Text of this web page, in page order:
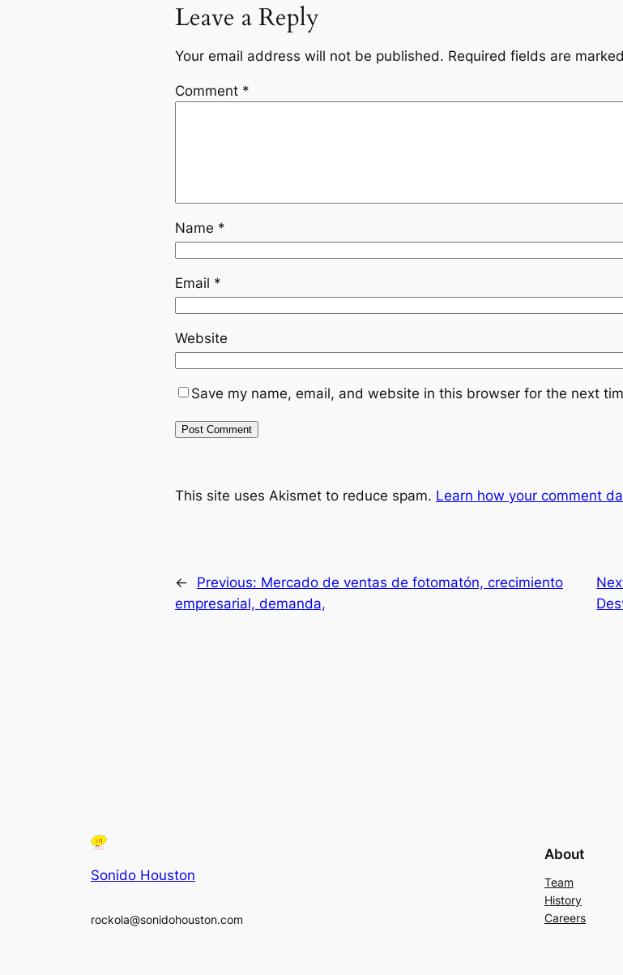
Leave a Reply
Your email address will not be published. Required fields are marked
Comment *
Name *
Email *
Website
Save my name, email, and website in this browser for the next
This site uses Akismet to reduce spam. Learn how your comment
← Previous: Mercado de ventas de fotomatón, crecimiento
empresarial, demanda,
Sonido Houston
rockola@sonidohouston.com
About
Team
History
Careers